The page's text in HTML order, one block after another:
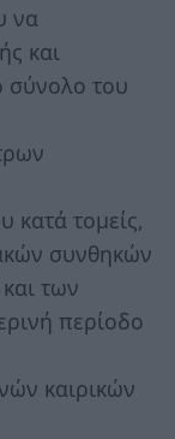
να
και
σύνολο του
κατά τομείς,
συνθηκών
των
περίοδο
καιρικών